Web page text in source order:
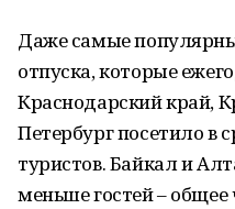
Даже самые
отпуска, которые
Краснодарский край,
Петербург посетило в
туристов. Байкал и
меньше гостей –